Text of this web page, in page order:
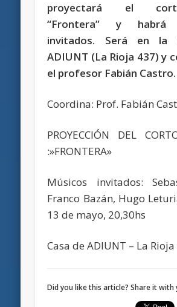
proyectará el
“Frontera” y habrá
invitados. Será en la
ADIUNT (La Rioja 437) y
el profesor Fabián Castro.
Coordina: Prof. Fabián
PROYECCIÓN DEL
:»FRONTERA»
Músicos invitados:
Franco Bazán, Hugo
13 de mayo, 20,30hs
Casa de ADIUNT – La
Did you like this article? Share it with